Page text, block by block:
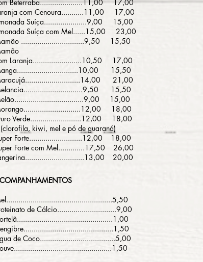
Beterraba.....................11,00 17,00
com Cenoura...........11,00 17,00
Suíça.....................9,00 15,00
Suíça com Mel......15,00 23,00
...............................9,50 15,50
Laranja........................10,50 17,00
15,50
21,00
15,50
15,00
18,00
Verde.........................12,00 18,00
kiwi, mel e pó de guaraná)
Forte..........................12,00 18,00
Forte com Mel.............17,50 26,00
20,00
de Cálcio.............................9,00
de Coco.....................................5,00